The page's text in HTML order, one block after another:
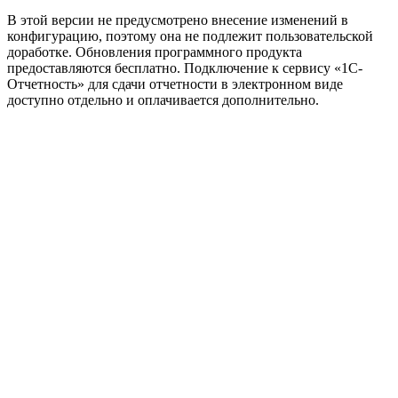
В этой версии не предусмотрено внесение изменений в
конфигурацию, поэтому она не подлежит пользовательской
доработке. Обновления программного продукта
предоставляются бесплатно. Подключение к сервису «1С-
Отчетность» для сдачи отчетности в электронном виде
доступно отдельно и оплачивается дополнительно.